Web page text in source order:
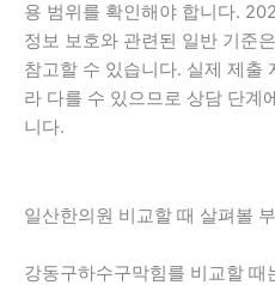
용 범위를 확인해야 합니다.
정보 보호와 관련된 일반 기준은
참고할 수 있습니다. 실제 제출
라 다를 수 있으므로 상담 단계
니다.
일산한의원 비교할 때 살펴볼
강동구하수구막힘를 비교할